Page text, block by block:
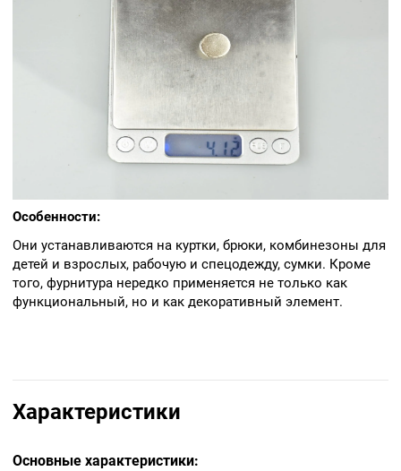
Особенности:
Они устанавливаются на куртки, брюки, комбинезоны для
детей и взрослых, рабочую и спецодежду, сумки. Кроме
того, фурнитура нередко применяется не только как
функциональный, но и как декоративный элемент.
Характеристики
Основные характеристики: